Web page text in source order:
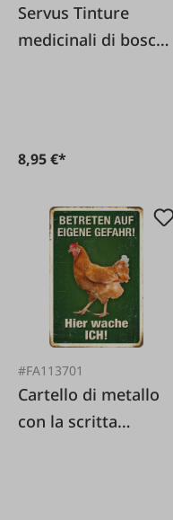
Servus Tinture
medicinali di bosco
8,95 €*
#FA113701
Cartello di metallo
con la scritta